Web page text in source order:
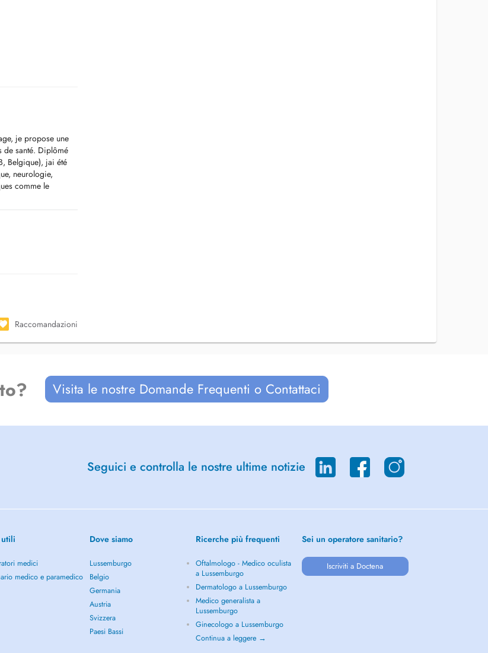
je propose une
de santé. Diplômé
Belgique), jai été
neurologie,
comme le
de
Belgique. Elle me
: douleurs
techniques
durable et
Équilibre & Santé de
Raccomandazioni
Visita le nostre Domande Frequenti o Contattaci
Seguici e controlla le nostre ultime notizie
medici
medico e paramedico
Dove siamo
Lussemburgo
Belgio
Germania
Austria
Svizzera
Paesi Bassi
Ricerche più frequenti
Oftalmologo - Medico oculista
a Lussemburgo
Dermatologo a Lussemburgo
Medico generalista a
Lussemburgo
Ginecologo a Lussemburgo
Continua a leggere →
Sei un operatore sanitario?
Iscriviti a Doctena